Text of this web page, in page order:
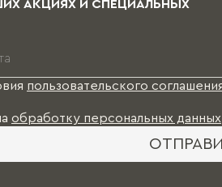
АКЦИЯХ И СПЕЦИАЛЬНЫХ
пользовательского
обработку персональных данных